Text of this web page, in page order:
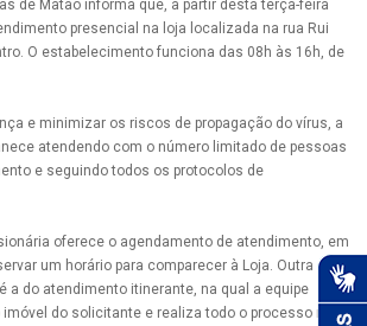
de Matão informa que, a partir desta terça-feira
presencial na loja localizada na rua Rui
O estabelecimento funciona das 08h às 16h, de
e minimizar os riscos de propagação do vírus, a
atendendo com o número limitado de pessoas
e seguindo todos os protocolos de
oferece o agendamento de atendimento, em
um horário para comparecer à Loja. Outra
a do atendimento itinerante, na qual a equipe
do solicitante e realiza todo o processo no